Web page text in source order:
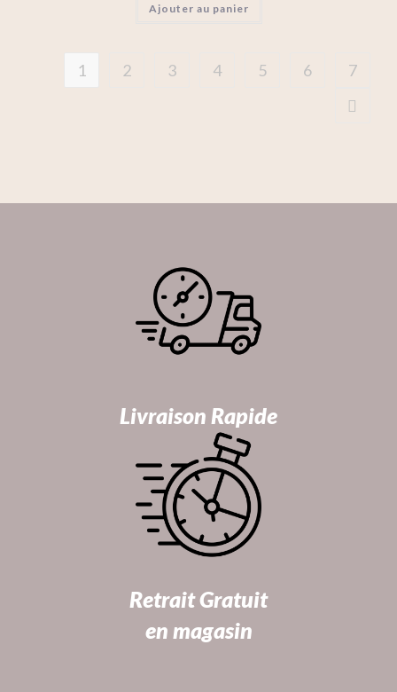
Ajouter au panier
1 2 3 4 5 6 7
Livraison Rapide
Retrait Gratuit
en magasin